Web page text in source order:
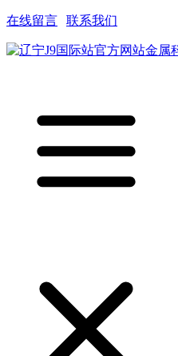
在线留言 联系我们